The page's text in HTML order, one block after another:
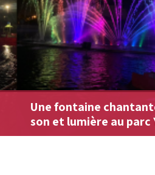
Une fontaine
son et lumière au parc